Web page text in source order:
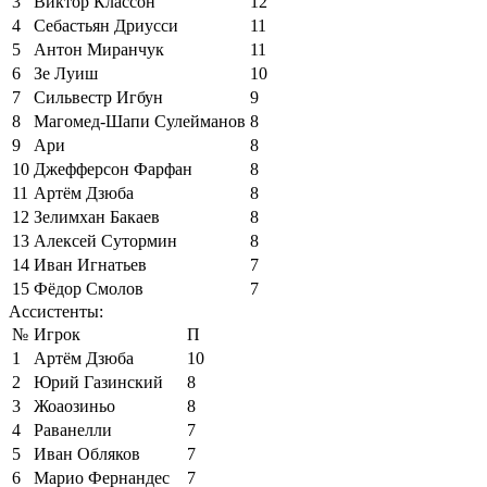
4
Себастьян Дриусси
11
5
Антон Миранчук
11
6
Зе Луиш
10
7
Сильвестр Игбун
9
8
Магомед-Шапи Сулейманов 8
9
Ари
8
10 Джефферсон Фарфан
8
11 Артём Дзюба
8
12 Зелимхан Бакаев
8
13 Алексей Сутормин
8
14 Иван Игнатьев
7
15 Фёдор Смолов
7
Ассистенты:
№ Игрок
П
1
Артём Дзюба
10
2
Юрий Газинский
8
3
Жоаозиньо
8
4
Раванелли
7
5
Иван Обляков
7
6
Марио Фернандес 7